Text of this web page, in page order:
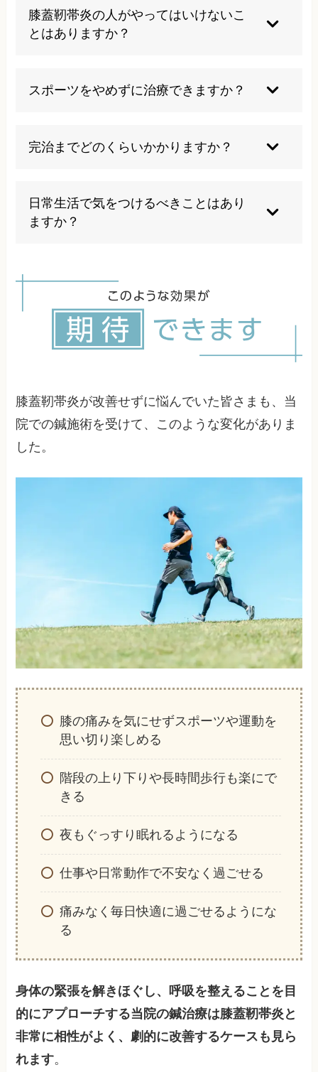
期待できますが、放置や無理を続けると慢性化や
悪化の危険があるため、早期に専門家に相談しま
しょう。
膝蓋靭帯炎の人がやってはいけないこ
とはありますか？
トレッチや不適切なアイシングなどは避けましょ
う。自己判断せず、専門家の指導の元でリハビリ
スポーツをやめずに治療できますか？
りますが、痛みが強い場合は一時的に運動を控え
ることが重要です。専門家の指導で徐々に再開を
完治までどのくらいかかりますか？
繰り返す場合は数ヶ月かかることもあります。継
続したケアとリハビリが早期改善のカギです。
日常生活で気をつけるべきことはあり
ますか？
降・無理な運動）を控え、正しいフォームと適度
なストレッチを意識しましょう。
膝蓋靭帯炎が改善せずに悩んでいた皆さまも、当
院での鍼施術を受けて、このような変化がありま
した。
膝の痛みを気にせずスポーツや運動を
思い切り楽しめる
階段の上り下りや長時間歩行も楽にで
きる
夜もぐっすり眠れるようになる
仕事や日常動作で不安なく過ごせる
痛みなく毎日快適に過ごせるようにな
る
身体の緊張を解きほぐし、呼吸を整えることを目
的にアプローチする当院の鍼治療は膝蓋靭帯炎と
非常に相性がよく、劇的に改善するケースも見ら
れます。